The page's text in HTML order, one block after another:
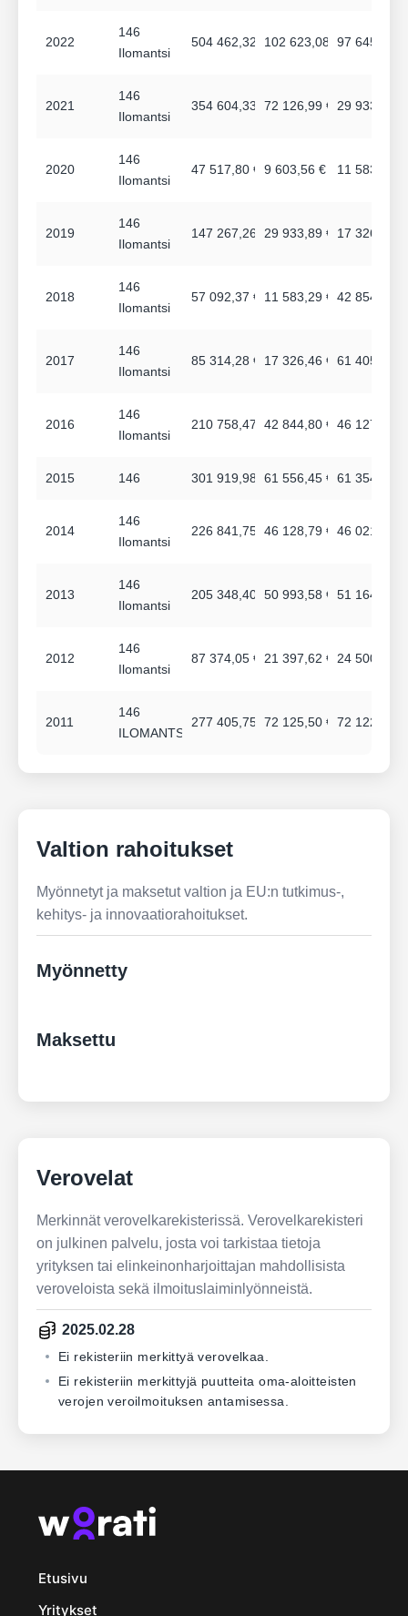
2022
146
Ilomantsi
504 462,32 €102 623,08 €97 645,00 €
2021
146
Ilomantsi
354 604,33 €72 126,99 € 29 933,88 €
2020
146
Ilomantsi
47 517,80 € 9 603,56 € 11 583,24 €
2019
146
Ilomantsi
147 267,26 €29 933,89 € 17 326,44 €
2018
146
Ilomantsi
57 092,37 € 11 583,29 € 42 854,28 €
2017
146
Ilomantsi
85 314,28 € 17 326,46 € 61 405,68 €
2016
146
Ilomantsi
210 758,47 €42 844,80 € 46 127,28 €
2015 146 301 919,98 €61 556,45 € 61 354,46 €
2014
146
Ilomantsi
226 841,75 €46 128,79 € 46 021,68 €
2013
146
Ilomantsi
205 348,40 €50 993,58 € 51 164,57 €
2012
146
Ilomantsi
87 374,05 € 21 397,62 € 24 500,00 €
2011
146
ILOMANTSI
277 405,75 €72 125,50 € 72 122,50 €
Valtion rahoitukset
Myönnetyt ja maksetut valtion ja EU:n tutkimus-,
kehitys- ja innovaatiorahoitukset.
Myönnetty
Maksettu
Verovelat
Merkinnät verovelkarekisterissä. Verovelkarekisteri
on julkinen palvelu, josta voi tarkistaa tietoja
yrityksen tai elinkeinonharjoittajan mahdollisista
veroveloista sekä ilmoituslaiminlyönneistä.
2025.02.28
Ei rekisteriin merkittyä verovelkaa.
Ei rekisteriin merkittyjä puutteita oma-aloitteisten
verojen veroilmoituksen antamisessa.
Etusivu
Yritykset